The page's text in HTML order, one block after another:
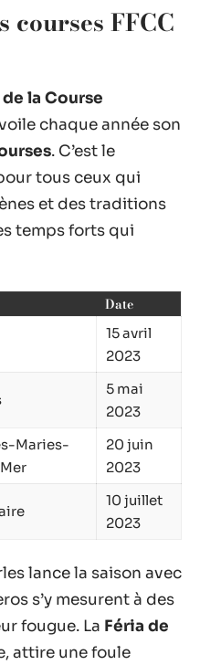
courses FFCC
la Course
chaque année son
. C’est le
tous ceux qui
et des traditions
temps forts qui
Date
15 avril
2023
5 mai
2023
Maries-
20 juin
2023
10 juillet
2023
lance la saison avec
s’y mesurent à des
fougue. La Féria de
attire une foule